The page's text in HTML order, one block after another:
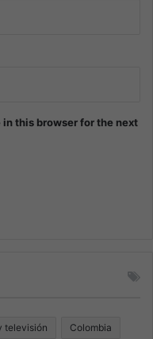
this browser for the next
televisión Colombia